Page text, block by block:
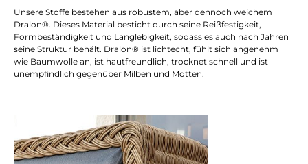
Unsere Stoffe bestehen aus robustem, aber dennoch weichem
Dralon®. Dieses Material besticht durch seine Reißfestigkeit,
Formbeständigkeit und Langlebigkeit, sodass es auch nach Jahren
seine Struktur behält. Dralon® ist lichtecht, fühlt sich angenehm
wie Baumwolle an, ist hautfreundlich, trocknet schnell und ist
unempfindlich gegenüber Milben und Motten.